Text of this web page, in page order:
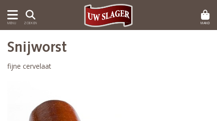
MENU ZOEKEN MAND
Snijworst
fijne cervelaat